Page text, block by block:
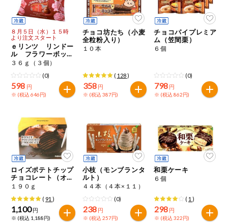
先着限定から探す
人気カテゴリ
食品から探す
目的から探す
毎週自動お届け商品
毎週自動お届け商品を確認する
冷凍食品
ミールキット
など
麺類
乾物・粉類
レトルト・缶
詰・瓶詰
調味料・だ
し・油・ルー
おやつ
飲料
アレルゲン情報
特定原材料と特定原材料に準ずるものが含まれていない商品
を検索できます。
特定原材料
落花生 えび かに くるみ
特定原材料に準ずるもの
アーモンド あわび いか
いくら オレンジ カシューナッツ
８月５日（水）１５時
より注文スタート
ｅリンツ リンドー
ル フラワーボック
スギフト
３６ｇ（３個）
(0)
598 円
※ (税込 646円)
チョコ坊たち（小麦
全粒粉入り）
１０本
( 128)
358 円
※ (税込 387円)
チョコパイプレミア
ム（笠間栗）
６個
(0)
798 円
※ (税込 862円)
ロイズポテトチップ
チョコレート（オリ
ジナル）
１９０ｇ
( 91 )
1,100 円
※ (税込 1,188円)
小枝（モンブランタ
ルト）
４４本（４本×１１）
(0)
238 円
※ (税込 257円)
和栗ケーキ
６個
( 1 )
298 円
※ (税込 322円)